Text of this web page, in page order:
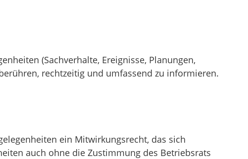
(Sachverhalte, Ereignisse, Planungen,
rechtzeitig und umfassend zu informieren.
ein Mitwirkungsrecht, das sich
auch ohne die Zustimmung des Betriebsrats